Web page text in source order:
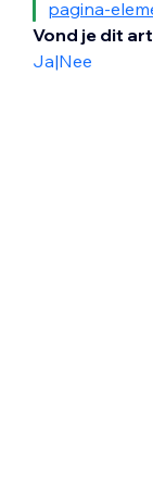
pagina-
Vond je dit
Ja|Nee